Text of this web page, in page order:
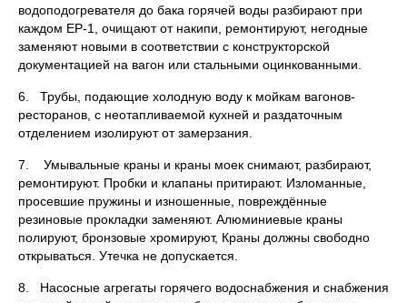
водоподогревателя до бака горячей воды разбирают при
каждом ЕР-1, очищают от накипи, ремонтируют, негодные
заменяют новыми в соответствии с конструкторской
документацией на вагон или стальными оцинкованными.
6. Трубы, подающие холодную воду к мойкам вагонов-
ресторанов, с неотапливаемой кухней и раздаточным
отделением изолируют от замерзания.
7. Умывальные краны и краны моек снимают, разбирают,
ремонтируют. Пробки и клапаны притирают. Изломанные,
просевшие пружины и изношенные, повреждённые
резиновые прокладки заменяют. Алюминиевые краны
полируют, бронзовые хромируют, Краны должны свободно
открываться. Утечка не допускается.
8. Насосные агрегаты горячего водоснабжения и снабжения